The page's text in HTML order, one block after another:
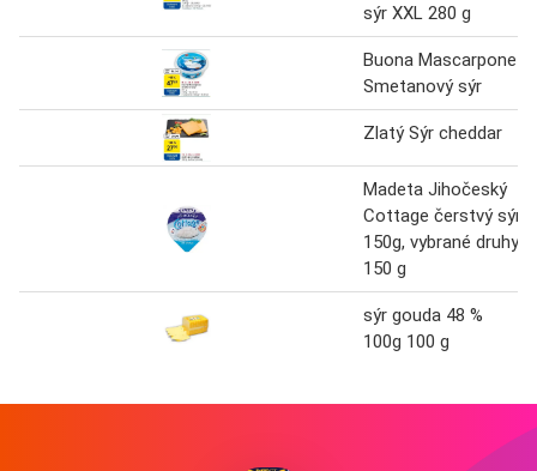
sýr XXL 280 g
Buona Mascarpone
Smetanový sýr
Zlatý Sýr cheddar
Madeta Jihočeský
Cottage čerstvý sýr
150g, vybrané druhy
150 g
sýr gouda 48 %
100g 100 g